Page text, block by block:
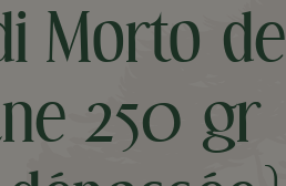
Morto de
250 gr